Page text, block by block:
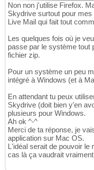
Non non j'utilise Firefox.
Skydrive surtout pour
Live Mail qui fait tout
Les quelques fois où je
passe par le système tout
fichier zip.
Pour un système un peu
intégré à Windows (et à
En attendant tu peux
Skydrive (doit bien y'en
plusieurs pour Windows.
Ah ok ^-^
Merci de ta réponse, je
application sur Mac OS.
L'idéal serait de pouvoir
cas là ça vaudrait